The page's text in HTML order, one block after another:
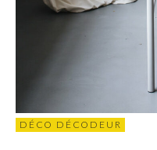
DÉCO DÉCODEUR